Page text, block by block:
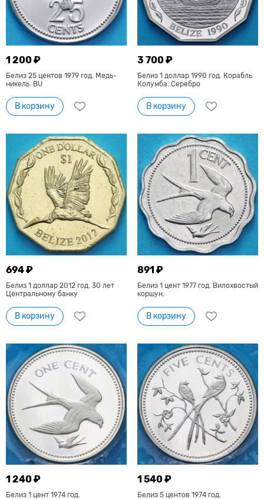
1 200 ₽
Белиз 25 центов 1979 год. Медь-
никель. BU
В корзину
3 700 ₽
Белиз 1 доллар 1990 год. Корабль
Колумба. Серебро
В корзину
694 ₽
Белиз 1 доллар 2012 год. 30 лет
Центральному банку
В корзину
891 ₽
Белиз 1 цент 1977 год. Вилохвостый
коршун.
В корзину
1 240 ₽
Белиз 1 цент 1974 год.
1 540 ₽
Белиз 5 центов 1974 год.